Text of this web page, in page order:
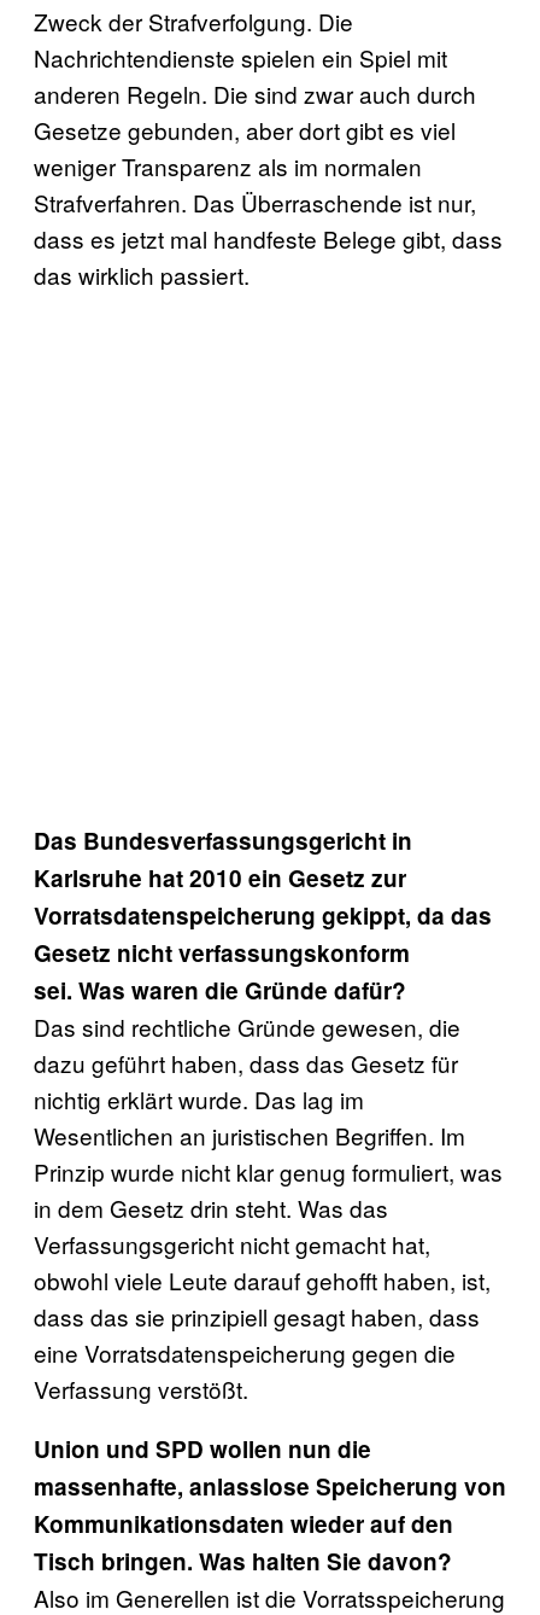
Zweck der Strafverfolgung. Die
Nachrichtendienste spielen ein Spiel mit
anderen Regeln. Die sind zwar auch durch
Gesetze gebunden, aber dort gibt es viel
weniger Transparenz als im normalen
Strafverfahren. Das Überraschende ist nur,
dass es jetzt mal handfeste Belege gibt, dass
das wirklich passiert.
Das Bundesverfassungsgericht in
Karlsruhe hat 2010 ein Gesetz zur
Vorratsdatenspeicherung gekippt, da das
Gesetz nicht verfassungskonform
sei. Was waren die Gründe dafür?
Das sind rechtliche Gründe gewesen, die
dazu geführt haben, dass das Gesetz für
nichtig erklärt wurde. Das lag im
Wesentlichen an juristischen Begriffen. Im
Prinzip wurde nicht klar genug formuliert, was
in dem Gesetz drin steht. Was das
Verfassungsgericht nicht gemacht hat,
obwohl viele Leute darauf gehofft haben, ist,
dass das sie prinzipiell gesagt haben, dass
eine Vorratsdatenspeicherung gegen die
Verfassung verstößt.
Union und SPD wollen nun die
massenhafte, anlasslose Speicherung von
Kommunikationsdaten wieder auf den
Tisch bringen. Was halten Sie davon?
Also im Generellen ist die Vorratsspeicherung